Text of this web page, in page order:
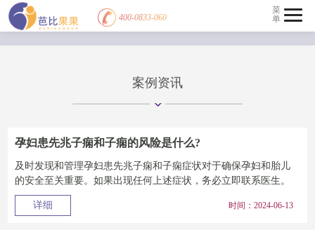
400-0833-060
菜
单
案例资讯
孕妇患先兆子痫和子痫的风险是什么?
及时发现和管理孕妇患先兆子痫和子痫症状对于确保孕妇和胎儿
的安全至关重要。如果出现任何上述症状，务必立即联系医生。
详细 时间：2024-06-13